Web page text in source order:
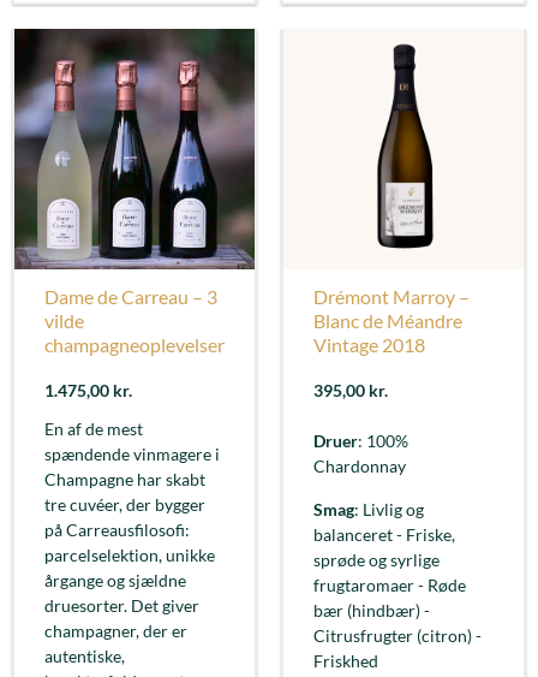
Dame de Carreau – 3
vilde
champagneoplevelser
1.475,00 kr.
En af de mest
spændende vinmagere i
Champagne har skabt
tre cuvéer, der bygger
på Carreausfilosofi:
parcelselektion, unikke
årgange og sjældne
druesorter. Det giver
champagner, der er
autentiske,
Drémont Marroy –
Blanc de Méandre
Vintage 2018
395,00 kr.
Druer: 100%
Chardonnay
Smag: Livlig og
balanceret - Friske,
sprøde og syrlige
frugtaromaer - Røde
bær (hindbær) -
Citrusfrugter (citron) -
Friskhed